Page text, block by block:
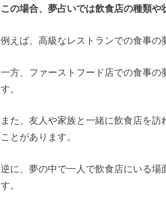
この場合、夢占いでは飲食店の種類や
例えば、高級なレストランでの食事の
一方、ファーストフード店での食事の
す。
また、友人や家族と一緒に飲食店を
ことがあります。
逆に、夢の中で一人で飲食店にいる場
す。